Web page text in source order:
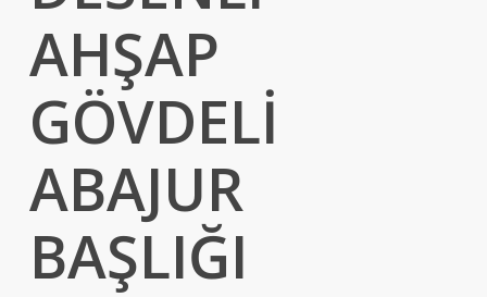
AHŞAP
GÖVDELİ
ABAJUR
BAŞLIĞI